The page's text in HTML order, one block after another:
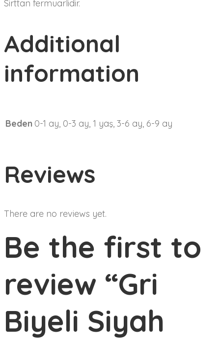
Sirttan fermuarlidir.
Additional
information
Beden 0-1 ay, 0-3 ay, 1 yaş, 3-6 ay, 6-9 ay
Reviews
There are no reviews yet.
Be the first to
review “Gri
Biyeli Siyah